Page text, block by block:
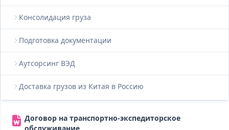
Консолидация груза
Подготовка документации
Аутсорсинг ВЭД
Доставка грузов из Китая в Россию
Договор на транспортно-экспедиторское